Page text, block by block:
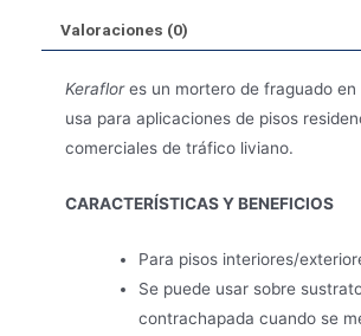
Valoraciones (0)
Keraflores un mortero de fraguado en
usa para aplicaciones de pisos
comerciales de tráfico liviano.
CARACTERÍSTICAS Y BENEFICIOS
Para pisos interiores/
Se puede usar sobre
contrachapada cuando se